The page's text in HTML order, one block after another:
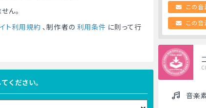
ん。
ト利用規約 、制作者の 利用条件 に則って行
ください。
この
この
音楽